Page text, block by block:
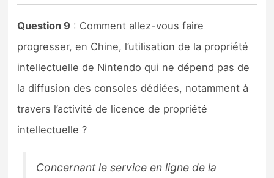
Question 9 : Comment allez-vous faire
progresser, en Chine, l’utilisation de la propriété
intellectuelle de Nintendo qui ne dépend pas de
la diffusion des consoles dédiées, notamment à
travers l’activité de licence de propriété
intellectuelle ?
Concernant le service en ligne de la